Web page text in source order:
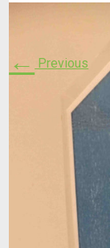
← Previous